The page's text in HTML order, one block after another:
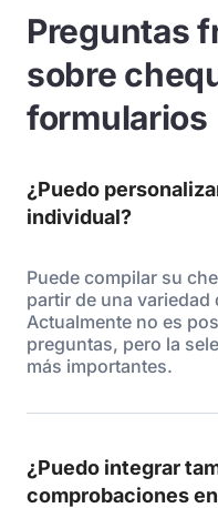
Preguntas
sobre
formularios
¿Puedo
individual?
Puede compilar su
partir de una
Actualmente no es
preguntas, pero la
más importantes.
¿Puedo integrar
comprobaciones